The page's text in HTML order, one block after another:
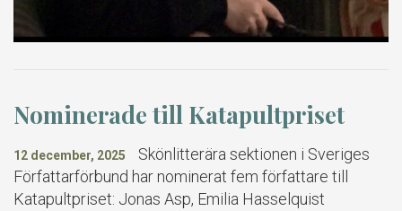
Nominerade till Katapultpriset
12 december, 2025
Skönlitterära sektionen i Sveriges
Författarförbund har nominerat fem författare till
Katapultpriset: Jonas Asp, Emilia Hasselquist